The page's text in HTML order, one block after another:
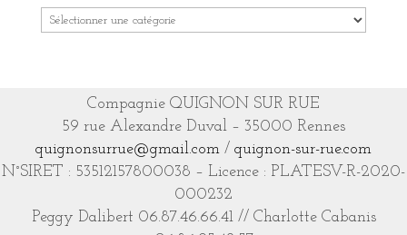
Catégories
Compagnie QUIGNON SUR RUE
59 rue Alexandre Duval – 35000 Rennes
quignonsurrue@gmail.com / quignon-sur-rue.com
N°SIRET : 53512157800038 – Licence : PLATESV-R-2020-
000232
Peggy Dalibert 06.87.46.66.41 // Charlotte Cabanis